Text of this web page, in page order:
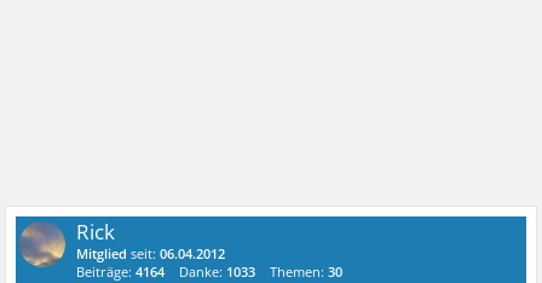
Rick
Mitglied seit:06.04.2012
Beiträge:4164 Danke: 1033 Themen:30